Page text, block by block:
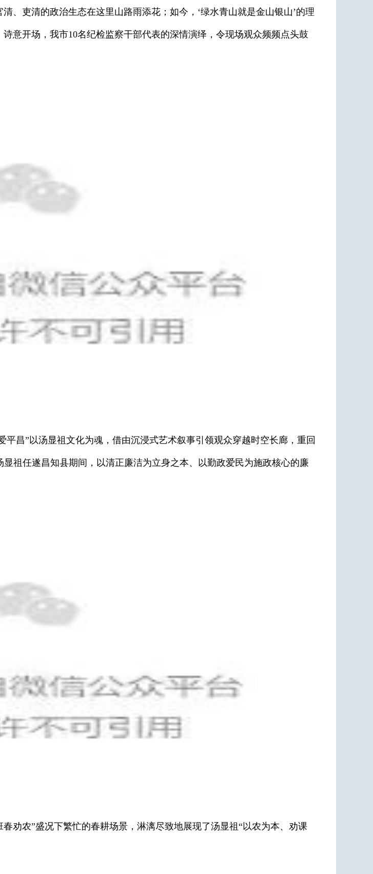
吏清的政治生态在这里山路雨添花；如今，‘绿水青山就是金山银山’的理
意开场，我市10名纪检监察干部代表的深情演绎，令现场观众频频点头鼓
昌”以汤显祖文化为魂，借由沉浸式艺术叙事引领观众穿越时空长廊，重回
祖任遂昌知县期间，以清正廉洁为立身之本、以勤政爱民为施政核心的廉
农”盛况下繁忙的春耕场景，淋漓尽致地展现了汤显祖“以农为本、劝课